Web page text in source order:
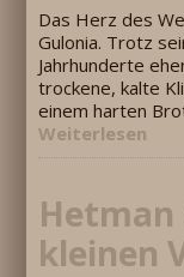
Das Herz des
Gulonia. Trotz
Jahrhunderte
trockene, kalte
einem harten
Weiterlesen
kleinen